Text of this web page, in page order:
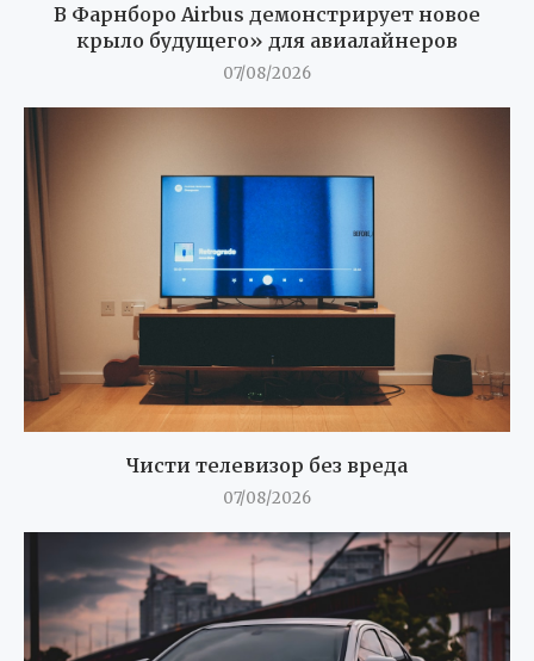
В Фарнборо Airbus демонстрирует новое
крыло будущего» для авиалайнеров
07/08/2026
Чисти телевизор без вреда
07/08/2026